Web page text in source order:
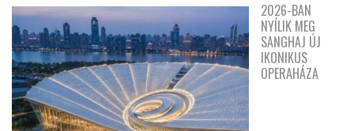
2026-BAN
NYÍLIK MEG
SANGHAJ ÚJ
IKONIKUS
OPERAHÁZA